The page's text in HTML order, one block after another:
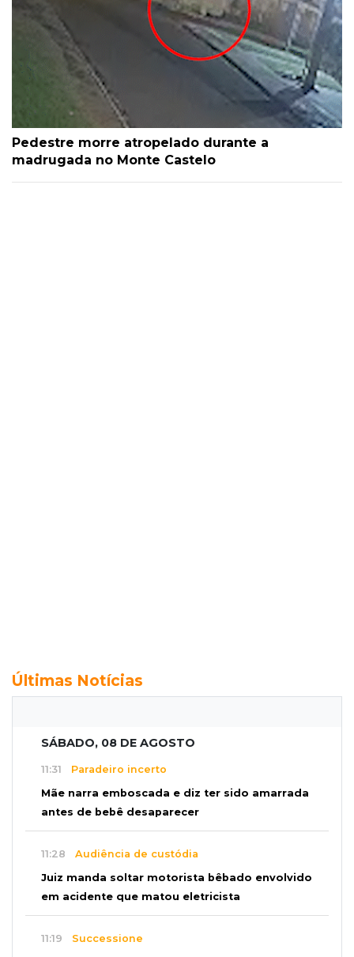
Pedestre morre atropelado durante a
madrugada no Monte Castelo
Últimas Notícias
SÁBADO, 08 DE AGOSTO
11:31 Paradeiro incerto
Mãe narra emboscada e diz ter sido amarrada
antes de bebê desaparecer
11:28 Audiência de custódia
Juiz manda soltar motorista bêbado envolvido
em acidente que matou eletricista
11:19 Successione